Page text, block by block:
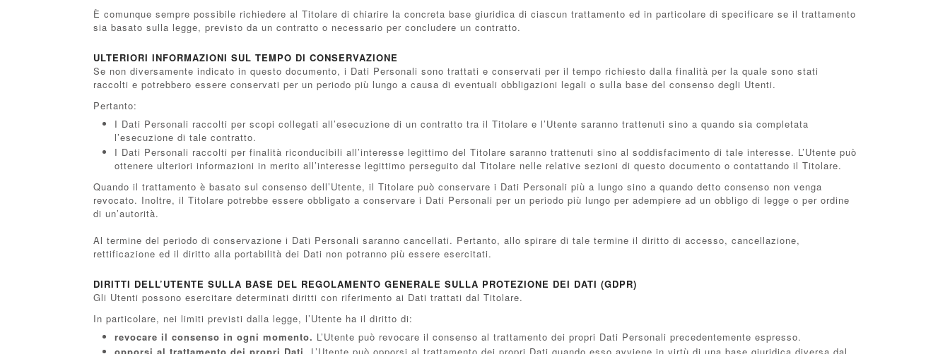
È comunque sempre possibile richiedere al Titolare di chiarire la concreta base giuridica di ciascun trattamento ed in particolare di specificare se il trattamento
sia basato sulla legge, previsto da un contratto o necessario per concludere un contratto.
ULTERIORI INFORMAZIONI SUL TEMPO DI CONSERVAZIONE
Se non diversamente indicato in questo documento, i Dati Personali sono trattati e conservati per il tempo richiesto dalla finalità per la quale sono stati
raccolti e potrebbero essere conservati per un periodo più lungo a causa di eventuali obbligazioni legali o sulla base del consenso degli Utenti.
Pertanto:
I Dati Personali raccolti per scopi collegati all’esecuzione di un contratto tra il Titolare e l’Utente saranno trattenuti sino a quando sia completata
l’esecuzione di tale contratto.
I Dati Personali raccolti per finalità riconducibili all’interesse legittimo del Titolare saranno trattenuti sino al soddisfacimento di tale interesse. L’Utente può
ottenere ulteriori informazioni in merito all’interesse legittimo perseguito dal Titolare nelle relative sezioni di questo documento o contattando il Titolare.
Quando il trattamento è basato sul consenso dell’Utente, il Titolare può conservare i Dati Personali più a lungo sino a quando detto consenso non venga
revocato. Inoltre, il Titolare potrebbe essere obbligato a conservare i Dati Personali per un periodo più lungo per adempiere ad un obbligo di legge o per ordine
di un’autorità.
Al termine del periodo di conservazione i Dati Personali saranno cancellati. Pertanto, allo spirare di tale termine il diritto di accesso, cancellazione,
rettificazione ed il diritto alla portabilità dei Dati non potranno più essere esercitati.
DIRITTI DELL’UTENTE SULLA BASE DEL REGOLAMENTO GENERALE SULLA PROTEZIONE DEI DATI (GDPR)
Gli Utenti possono esercitare determinati diritti con riferimento ai Dati trattati dal Titolare.
In particolare, nei limiti previsti dalla legge, l’Utente ha il diritto di:
revocare il consenso in ogni momento. L’Utente può revocare il consenso al trattamento dei propri Dati Personali precedentemente espresso.